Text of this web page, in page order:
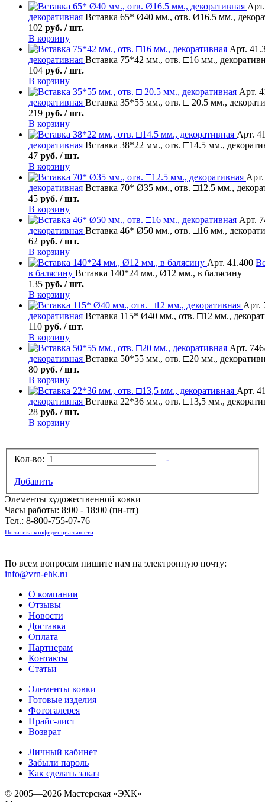
декоративная Вставка 65* Ø40 мм., отв. Ø16.5 мм.,
102 руб. / шт.
В корзину
Арт.
декоративная Вставка 75*42 мм., отв. □16 мм.,
104 руб. / шт.
В корзину
Арт.
декоративная Вставка 35*55 мм., отв. □ 20.5 мм.,
219 руб. / шт.
В корзину
Арт.
декоративная Вставка 38*22 мм., отв. □14.5 мм.,
47 руб. / шт.
В корзину
декоративная Вставка 70* Ø35 мм., отв. □12.5 мм.,
45 руб. / шт.
В корзину
Арт.
декоративная Вставка 46* Ø50 мм., отв. □16 мм.,
62 руб. / шт.
В корзину
Арт. 41.400
в балясину Вставка 140*24 мм., Ø12 мм., в балясину
135 руб. / шт.
В корзину
Арт.
декоративная Вставка 115* Ø40 мм., отв. □12 мм.,
110 руб. / шт.
В корзину
Арт.
декоративная Вставка 50*55 мм., отв. □20 мм.,
80 руб. / шт.
В корзину
Арт.
декоративная Вставка 22*36 мм., отв. □13,5 мм.,
28 руб. / шт.
В корзину
Кол-во: + -
Добавить
Элементы художественной ковки
Часы работы: 8:00 - 18:00 (пн-пт)
Тел.: 8-800-755-07-76
Политика конфиденциальности
По всем вопросам пишите нам на электронную почту:
info@vrn-ehk.ru
О компании
Отзывы
Новости
Доставка
Оплата
Партнерам
Контакты
Статьи
Элементы ковки
Готовые изделия
Фотогалерея
Прайс-лист
Возврат
Личный кабинет
Забыли пароль
Как сделать заказ
© 2005—2026 Мастерская «ЭХК»